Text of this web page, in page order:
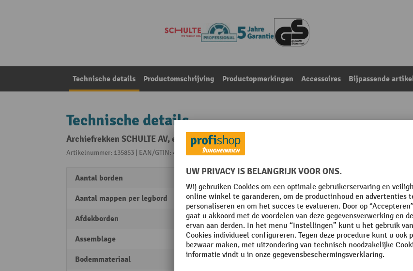
Technische details Productomschrijving Productopmerkingen Accessoires Bijpassende
Technische details
Archiefrekken SCHULTE AV, eenzijdig, met eindaanslagen, VL 85 kg, zwart, hxbxd 2.000 x
Artikelnummer: 135853 | EAN/GTIN: 4004514249739Uit de categorie:
Aantal borden
Aantal mappen per legbord 9
Afdekborden ja
Assemblage Inhangmontage
Bodemmateriaal Staal
Merk
Middenaanslagen
Nominale breedte
Nominale diepte